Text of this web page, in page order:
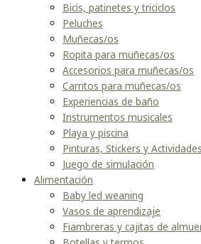
Bicis, patinetes y triciclos
Peluches
Muñecas/os
Ropita para muñecas/os
Accesorios para muñecas/os
Carritos para muñecas/os
Experiencias de baño
Instrumentos musicales
Playa y piscina
Pinturas, Stickers y Actividades
Juego de simulación
Alimentación
Baby led weaning
Vasos de aprendizaje
Fiambreras y cajitas de